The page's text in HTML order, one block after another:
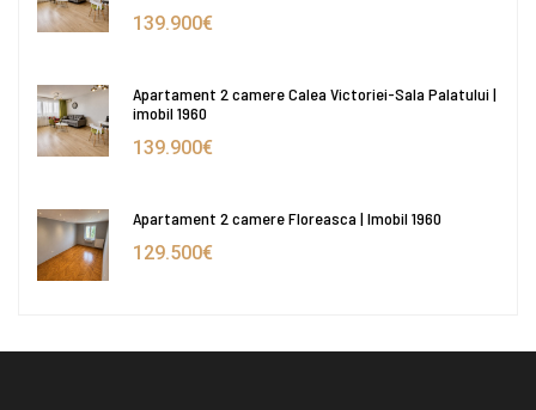
139.900€
Apartament 2 camere Calea Victoriei-Sala Palatului |
imobil 1960
139.900€
Apartament 2 camere Floreasca | Imobil 1960
129.500€